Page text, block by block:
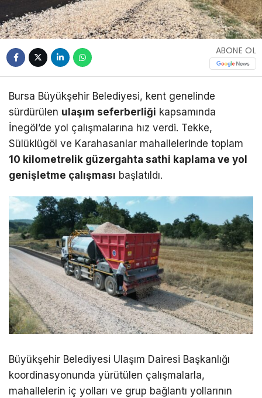
ABONE OL
Bursa Büyükşehir Belediyesi, kent genelinde
sürdürülen ulaşım seferberliği kapsamında
İnegöl’de yol çalışmalarına hız verdi. Tekke,
Sülüklügöl ve Karahasanlar mahallelerinde toplam
10 kilometrelik güzergahta sathi kaplama ve yol
genişletme çalışması başlatıldı.
Büyükşehir Belediyesi Ulaşım Dairesi Başkanlığı
koordinasyonunda yürütülen çalışmalarla,
mahallelerin iç yolları ve grup bağlantı yollarının